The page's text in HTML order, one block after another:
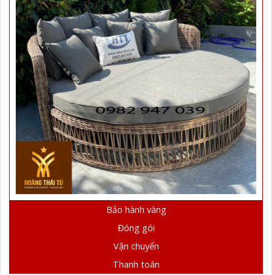
Bảo hành vàng
Đóng gói
Vận chuyển
Thanh toán